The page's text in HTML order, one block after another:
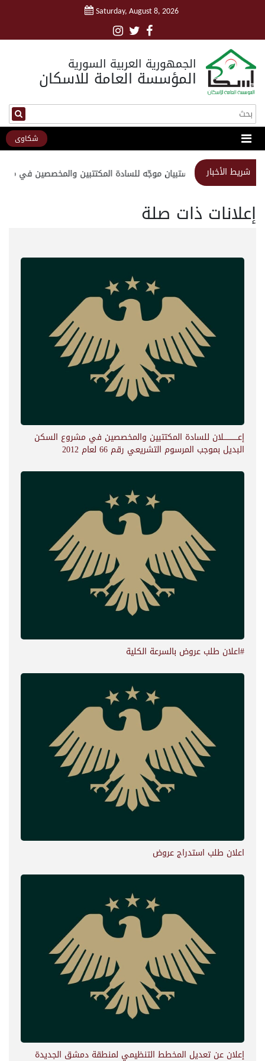
Saturday, August 8, 2026
الجمهورية العربية السورية
المؤسسة العامة للاسكان
شكاوى
شريط الأخبار استبيان موجّه للسادة المكتتبين والمخصصين في
إعلانات ذات صلة
إعــــــــــــلان للسادة المكتتبين والمخصصين في مشروع السكن
البديل بموجب المرسوم التشريعي رقم 66 لعام 2012
#اعلان طلب عروض بالسرعة الكلية
اعلان طلب استدراج عروض
إعلان عن تعديل المخطط التنظيمي لمنطقة دمشق الجديدة